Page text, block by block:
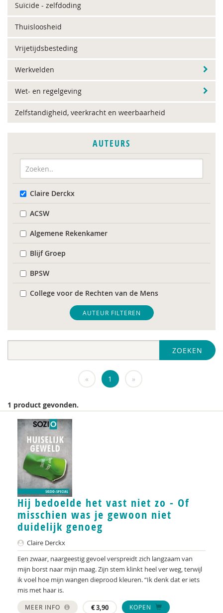
Suïcide - zelfdoding
Thuisloosheid
Vrijetijdsbesteding
Werkvelden
Wet- en regelgeving
Zelfstandigheid, veerkracht en weerbaarheid
AUTEURS
Claire Derckx
ACSW
Algemene Rekenkamer
Blijf Groep
BPSW
College voor de Rechten van de Mens
De Raad voor Volksgezondheid & Samenleving
diverse
Fier
GREVIO
het Regeringscommissariaat seksueel
grensoverschrijdend gedrag en seksueel geweld
huisarts
KNMG
Landelijk Kenniscentrum LVB
LIDIE
Maatschappelijk Impact Team
Mariëlle Bruning
Mentale gezondheidsnetwerken
AUTEUR FILTEREN
ZOEKEN
« 1 »
1 product gevonden.
Hij bedoelde het vast niet zo - Of
misschien was je gewoon niet
duidelijk genoeg
Claire Derckx
Een zwaar, naargeestig gevoel verspreidt zich langzaam van
mijn borst naar mijn maag. Zijn stem klinkt heel ver weg, terwijl
ik voel hoe mijn wangen dieprood kleuren. “Ik denk dat er iets
mis met haar is.
MEER INFO €3,90
KOPEN